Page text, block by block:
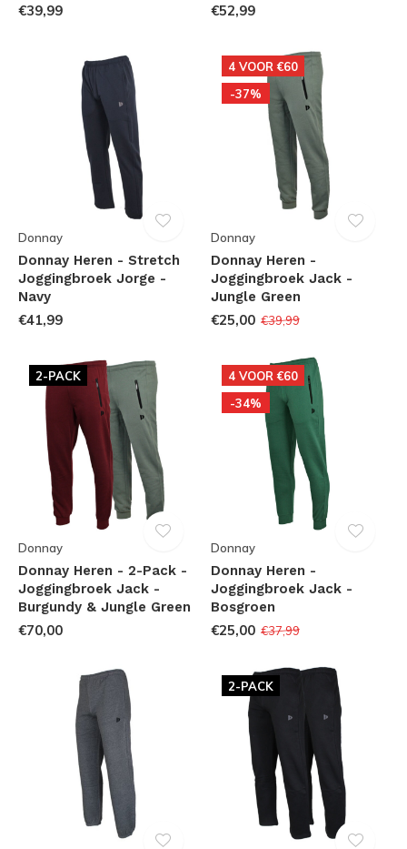
€39,99 €52,99
Donnay
Donnay Heren - Stretch
Joggingbroek Jorge -
Navy
€41,99
4 VOOR €60
-37%
Donnay
Donnay Heren -
Joggingbroek Jack -
Jungle Green
€25,00 €39,99
2-PACK
Donnay
Donnay Heren - 2-Pack -
Joggingbroek Jack -
Burgundy & Jungle Green
€70,00
4 VOOR €60
-34%
Donnay
Donnay Heren -
Joggingbroek Jack -
Bosgroen
€25,00 €37,99
2-PACK